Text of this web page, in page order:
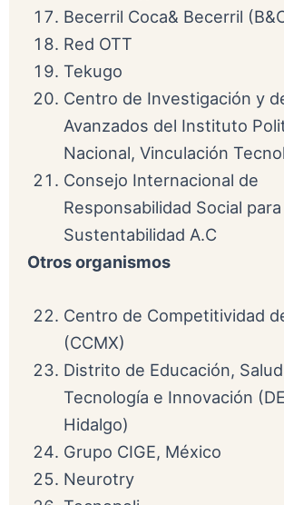
Becerril Coca& Becerril
Red OTT
Tekugo
Centro de Investigación y
Avanzados del Instituto
Nacional, Vinculación
Consejo Internacional de
Responsabilidad Social para
Sustentabilidad A.C
Otros organismos
Centro de Competitividad
(CCMX)
Distrito de Educación,
Tecnología e Innovación
Hidalgo)
Grupo CIGE, México
Neurotry